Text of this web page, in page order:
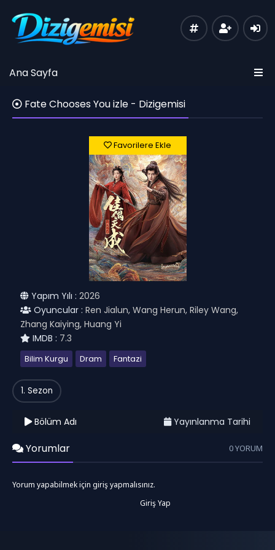
Ana Sayfa
Fate Chooses You izle - Dizigemisi
Favorilere Ekle
Yapım Yılı : 2026
Oyuncular : Ren Jialun, Wang Herun, Riley Wang,
Zhang Kaiying, Huang Yi
IMDB : 7.3
Bilim Kurgu Dram Fantazi
1. Sezon
Bölüm Adı Yayınlanma Tarihi
Yorumlar 0 YORUM
Yorum yapabilmek için giriş yapmalısınız.
Giriş Yap